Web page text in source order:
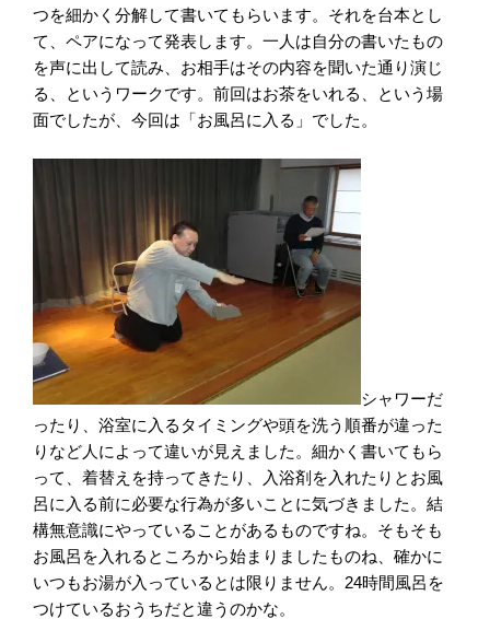
つを細かく分解して書いてもらいます。それを台本とし
て、ペアになって発表します。一人は自分の書いたもの
を声に出して読み、お相手はその内容を聞いた通り演じ
る、というワークです。前回はお茶をいれる、という場
面でしたが、今回は「お風呂に入る」でした。
シャワーだ
ったり、浴室に入るタイミングや頭を洗う順番が違った
りなど人によって違いが見えました。細かく書いてもら
って、着替えを持ってきたり、入浴剤を入れたりとお風
呂に入る前に必要な行為が多いことに気づきました。結
構無意識にやっていることがあるものですね。そもそも
お風呂を入れるところから始まりましたものね、確かに
いつもお湯が入っているとは限りません。 24時間風呂を
つけているおうちだと違うのかな。